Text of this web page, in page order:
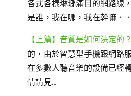
各式各樣琳瑯滿目的網路線
是誰，我在哪，我在幹嘛．
【上篇】音質是如何決定的？
的，由於智慧型手機跟網路
在多數人聽音樂的設備已經
情請見...